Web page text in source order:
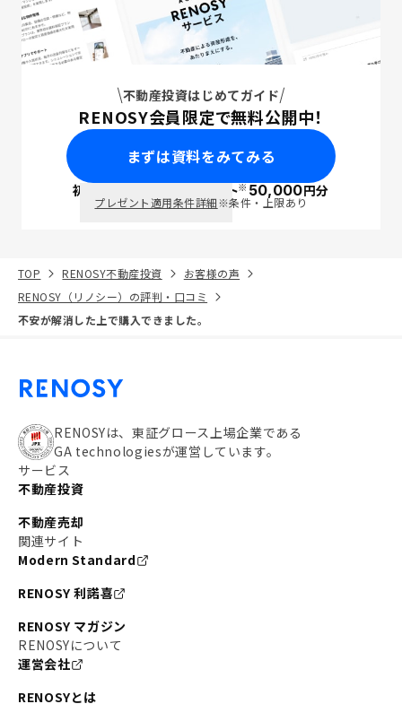
不動産投資はじめてガイド
RENOSY会員限定で無料公開中！
まずは資料をみてみる
初回面談で ポイント※50,000円分
プレゼント適用条件詳細※条件・上限あり
TOP RENOSY不動産投資
お客様の声
RENOSY（リノシー）の評判・口コミ
不安が解消した上で購入できました。
RENOSYは、東証グロース上場企業である
GA technologiesが運営しています。
サービス
不動産投資
不動産売却
関連サイト
Modern Standard
RENOSY 利諾喜
RENOSY マガジン
RENOSYについて
運営会社
RENOSYとは